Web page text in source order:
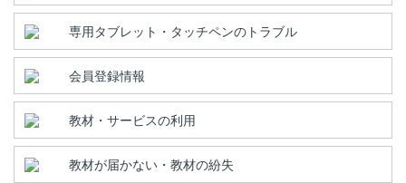
会員サイトはこちら
専用タブレット・タッチペンのトラブル
会員登録情報
教材・サービスの利用
教材が届かない・教材の紛失